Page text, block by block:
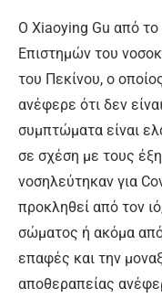
Ο Xiaoying Gu από το
Επιστημών του
του Πεκίνου, ο
ανέφερε ότι δεν
συμπτώματα είναι
σε σχέση με τους
νοσηλεύτηκαν για
προκληθεί από τον
σώματος ή ακόμα
επαφές και την
αποθεραπείας